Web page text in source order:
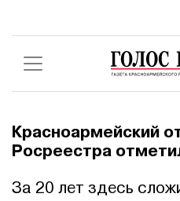
Красноармейский
Росреестра
За 20 лет здесь